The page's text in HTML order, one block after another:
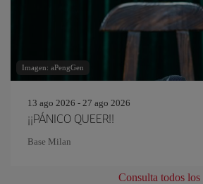
Imagen: aPengGen
13 ago 2026 - 27 ago 2026
¡¡PÁNICO QUEER!!
Base Milan
Consulta todos